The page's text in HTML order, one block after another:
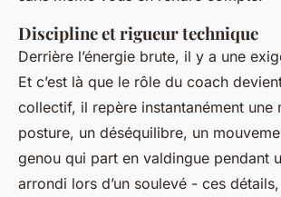
Discipline et rigueur technique
Derrière l’énergie brute, il y a une
Et c’est là que le rôle du coach
collectif, il repère instantanément une
posture, un déséquilibre, un
genou qui part en valdingue pendant
arrondi lors d’un soulevé - ces